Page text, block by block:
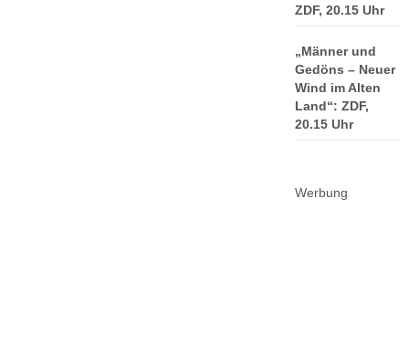
ZDF, 20.15 Uhr
„Männer und
Gedöns – Neuer
Wind im Alten
Land“: ZDF,
20.15 Uhr
Werbung